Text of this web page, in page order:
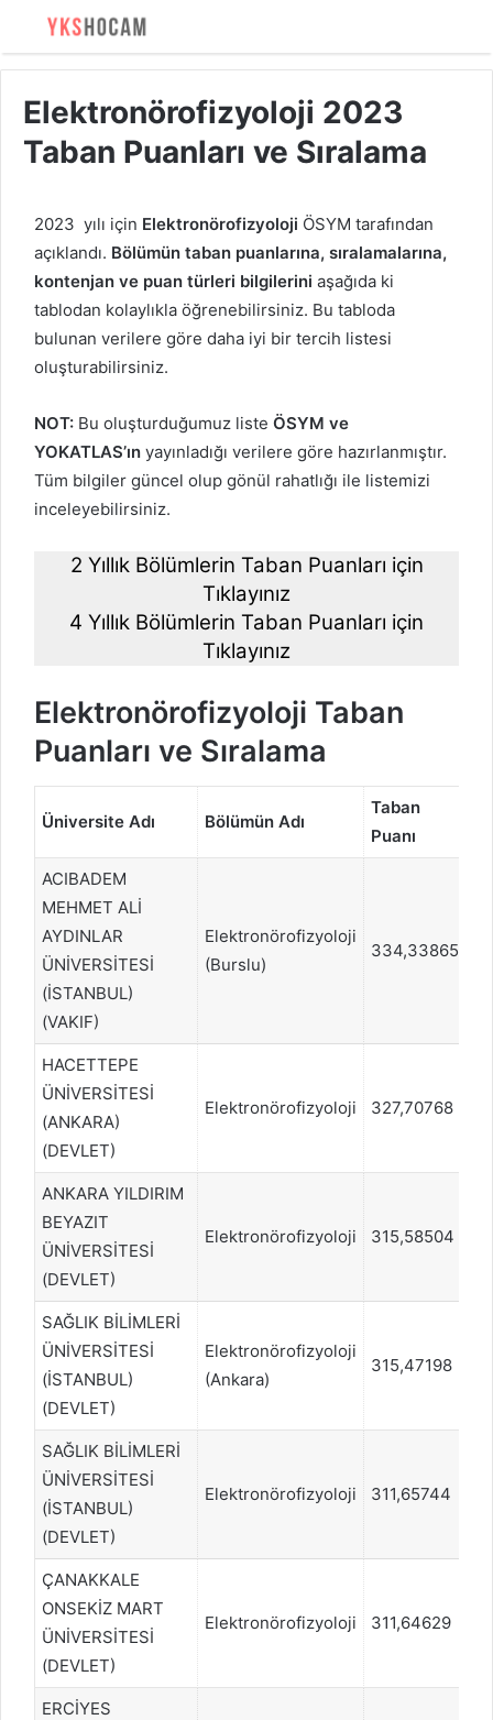
Elektronörofizyoloji 2023
Taban Puanları ve Sıralama
2023 yılı için Elektronörofizyoloji ÖSYM tarafından
açıklandı. Bölümün taban puanlarına, sıralamalarına,
kontenjan ve puan türleri bilgilerini aşağıda ki
tablodan kolaylıkla öğrenebilirsiniz. Bu tabloda
bulunan verilere göre daha iyi bir tercih listesi
oluşturabilirsiniz.
NOT: Bu oluşturduğumuz liste ÖSYM ve
YOKATLAS’ın yayınladığı verilere göre hazırlanmıştır.
Tüm bilgiler güncel olup gönül rahatlığı ile listemizi
inceleyebilirsiniz.
2 Yıllık Bölümlerin Taban Puanları için
Tıklayınız
4 Yıllık Bölümlerin Taban Puanları için
Tıklayınız
Elektronörofizyoloji Taban
Puanları ve Sıralama
Üniversite Adı Bölümün Adı
Taban
Puanı
ACIBADEM
MEHMET ALİ
AYDINLAR
ÜNİVERSİTESİ
(İSTANBUL)
(VAKIF)
Elektronörofizyoloji
(Burslu)
334,33865
HACETTEPE
ÜNİVERSİTESİ
(ANKARA)
(DEVLET)
Elektronörofizyoloji 327,70768
ANKARA YILDIRIM
BEYAZIT
ÜNİVERSİTESİ
(DEVLET)
Elektronörofizyoloji 315,58504
SAĞLIK BİLİMLERİ
ÜNİVERSİTESİ
(İSTANBUL)
(DEVLET)
Elektronörofizyoloji
(Ankara)
315,47198
SAĞLIK BİLİMLERİ
ÜNİVERSİTESİ
(İSTANBUL)
(DEVLET)
Elektronörofizyoloji 311,65744
ÇANAKKALE
ONSEKİZ MART
ÜNİVERSİTESİ
(DEVLET)
Elektronörofizyoloji 311,64629
ERCİYES